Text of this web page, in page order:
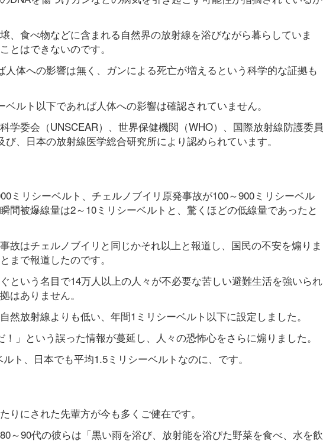
、食べ物などに含まれる自然界の放射線を浴びながら暮らしていま
とはできないのです。
体への影響は無く、ガンによる死亡が増えるという科学的な証拠も
ルト以下であれば人体への影響は確認されていません。
学委会（UNSCEAR）、世界保健機関（WHO）、国際放射線防護委員
、日本の放射線医学総合研究所により認められています。
ミリシーベルト、チェルノブイリ原発事故が100～900ミリシーベル
間被爆線量は2～10ミリシーベルトと、驚くほどの低線量であったと
故はチェルノブイリと同じかそれ以上と報道し、国民の不安を煽りま
まで報道したのです。
という名目で14万人以上の人々が不必要な苦しい避難生活を強いられ
はありません。
放射線よりも低い、年間1ミリシーベルト以下に設定しました。
」という誤った情報が蔓延し、人々の恐怖心をさらに煽りました。
ト、日本でも平均1.5ミリシーベルトなのに、です。
にされた先輩方が今も多くご健在です。
～90代の彼らは「黒い雨を浴び、放射能を浴びた野菜を食べ、水を飲